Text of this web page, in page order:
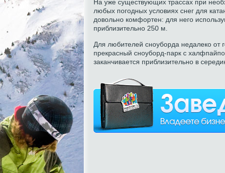
На уже существующих трассах при
любых погодных условиях снег для
довольно комфортен: для него
приблизительно 250 м.
Для любителей сноуборда недалеко от
прекрасный сноуборд-парк с
заканчивается приблизительно в